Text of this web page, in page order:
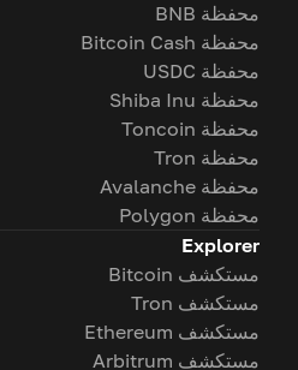
محفظة BNB
محفظة Bitcoin Cash
محفظة USDC
محفظة Shiba Inu
محفظة Toncoin
محفظة Tron
محفظة Avalanche
محفظة Polygon
Explorer
مستكشف Bitcoin
مستكشف Tron
مستكشف Ethereum
مستكشف Arbitrum